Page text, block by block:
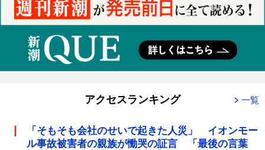
アクセスランキング 一覧
「そもそも会社のせいで起きた人災」 イオンモー
ル事故被害者の親族が慟哭の証言 「最後の言葉